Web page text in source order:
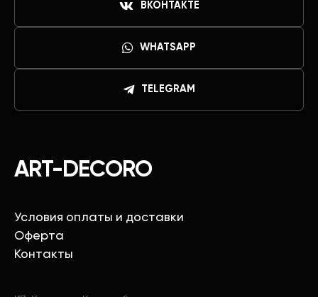
ART-DECORO
Условия оплаты и доставки
Оферта
Контакты
ВКОНТАКТЕ
WHATSAPP
TELEGRAM